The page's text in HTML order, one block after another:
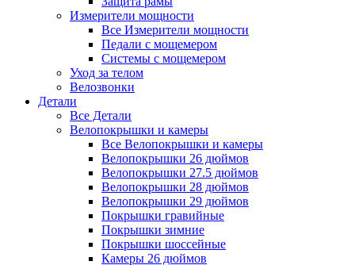
Измерители мощности
Все Измерители мощности
Педали с мощемером
Системы с мощемером
Уход за телом
Велозвонки
Детали
Все Детали
Велопокрышки и камеры
Все Велопокрышки и камеры
Велопокрышки 26 дюймов
Велопокрышки 27.5 дюймов
Велопокрышки 28 дюймов
Велопокрышки 29 дюймов
Покрышки гравийные
Покрышки зимние
Покрышки шоссейные
Камеры 26 дюймов